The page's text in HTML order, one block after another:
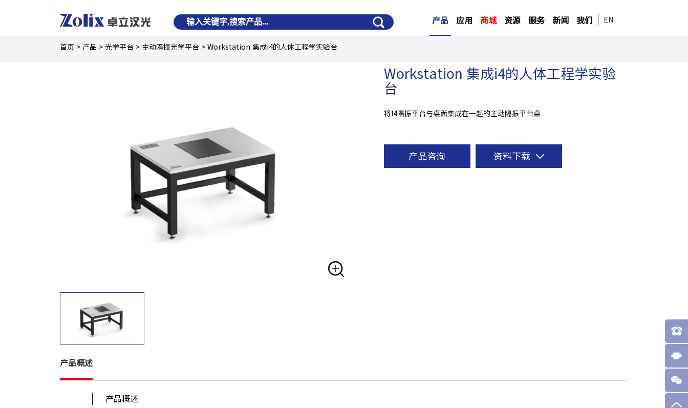
产品 应用 商城 资源 服务 新闻 我们 EN
首页 > 产品 > 光学平台 > 主动隔振光学平台 >Workstation 集成i4的人体工程学实验台
Workstation 集成i4的人体工程学实验
台
将I4隔振平台与桌面集成在一起的主动隔振平台桌
产品咨询 资料下载
产品概述
产品概述